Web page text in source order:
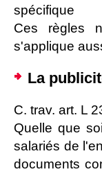
spécifique
Ces règles
s'applique
La
C. trav. art. L
Quelle que
salariés de
documents